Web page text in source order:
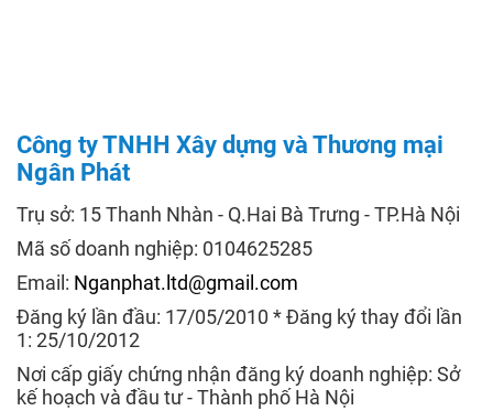
Công ty TNHH Xây dựng và Thương mại
Ngân Phát
Trụ sở: 15 Thanh Nhàn - Q.Hai Bà Trưng - TP.Hà Nội
Mã số doanh nghiệp: 0104625285
Email: Nganphat.ltd@gmail.com
Đăng ký lần đầu: 17/05/2010 * Đăng ký thay đổi lần
1: 25/10/2012
Nơi cấp giấy chứng nhận đăng ký doanh nghiệp: Sở
kế hoạch và đầu tư - Thành phố Hà Nội